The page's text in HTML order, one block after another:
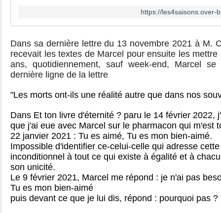
https://les4saisons.over-
Dans sa dernière lettre du 13 novembre 2021 à M.
recevait les textes de Marcel pour ensuite les
ans, quotidiennement, sauf week-end, Marcel
dernière ligne de la lettre
"Les morts ont-ils une réalité autre que dans nos
Dans Et ton livre d'éternité ? paru le 14 février 2022,
que j'ai eue avec Marcel sur le pharmacon qui m'est
22 janvier 2021 : Tu es aimé, Tu es mon bien-aimé.
Impossible d'identifier ce-celui-celle qui adresse
inconditionnel à tout ce qui existe à égalité et à
son unicité.
Le 9 février 2021, Marcel me répond : je n'ai pas
Tu es mon bien-aimé
puis devant ce que je lui dis, répond : pourquoi pas